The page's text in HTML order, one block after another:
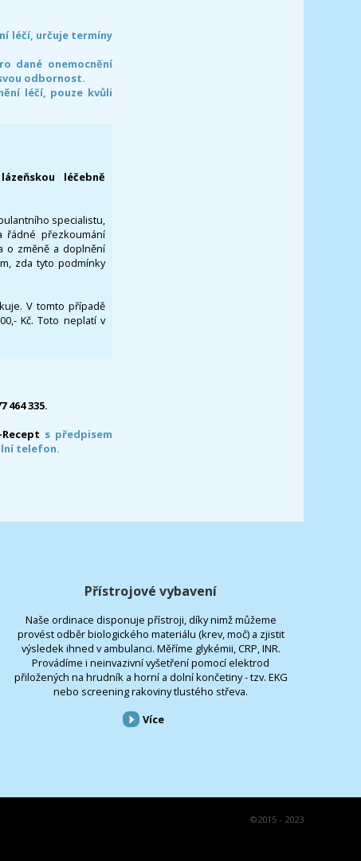
léčí, určuje termíny
dané onemocnění
odbornost.
léčí, pouze kvůli
léčebně
specialistu,
řádné přezkoumání
o změně a doplnění
zda tyto podmínky
V tomto případě
Kč. Toto neplatí v
464 335.
Recept s předpisem
telefon.
Přístrojové vybavení
Naše ordinace disponuje přístroji, díky nimž můžeme
provést odběr biologického materiálu (krev, moč) a zjistit
výsledek ihned v ambulanci. Měříme glykémii, CRP, INR.
Provádíme i neinvazivní vyšetření pomocí elektrod
přiložených na hrudník a horní a dolní končetiny - tzv. EKG
nebo screening rakoviny tlustého střeva.
Více
©2015 - 2023